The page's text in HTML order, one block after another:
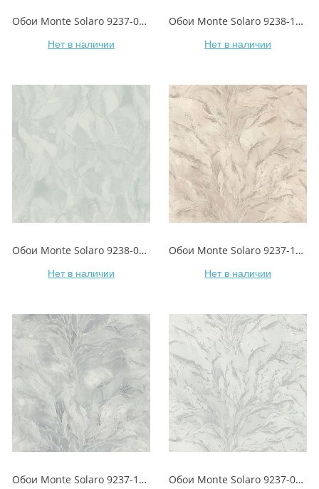
Обои Monte Solaro 9237-04 Eiwa/Эйва
Нет в наличии
Обои Monte Solaro 9238-11 Eiwa/Эйва
Нет в наличии
Обои Monte Solaro 9238-04 Eiwa/Эйва
Нет в наличии
Обои Monte Solaro 9237-17 Eiwa/Эйва
Нет в наличии
Обои Monte Solaro 9237-11 Eiwa/Эйва Обои Monte Solaro 9237-00 Eiwa/Эйва